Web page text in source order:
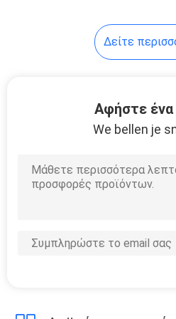
Δείτε
Αφήστε ένα
We bellen je